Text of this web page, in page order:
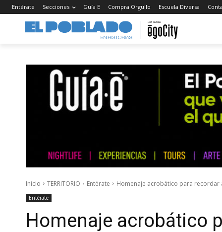
Entérate Secciones Guía E Compra Orgullo Escuela Diversa
Inicio TERRITORIO Entérate Homenaje acrobático para recordar
Entérate
Homenaje acrobático